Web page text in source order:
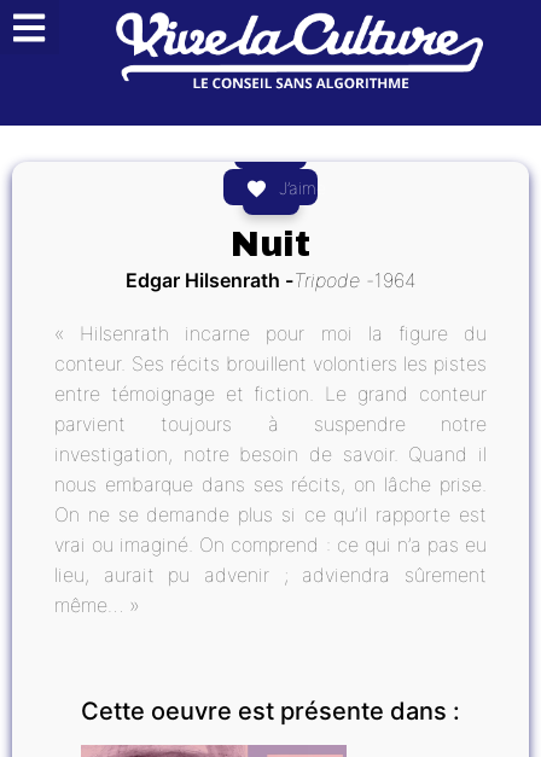
J’aime
Nuit
Edgar Hilsenrath Tripode 1964
« Hilsenrath incarne pour moi la figure du
conteur. Ses récits brouillent volontiers les pistes
entre témoignage et fiction. Le grand conteur
parvient toujours à suspendre notre
investigation, notre besoin de savoir. Quand il
nous embarque dans ses récits, on lâche prise.
On ne se demande plus si ce qu’il rapporte est
vrai ou imaginé. On comprend : ce qui n’a pas eu
lieu, aurait pu advenir ; adviendra sûrement
même… »
Cette oeuvre est présente dans :